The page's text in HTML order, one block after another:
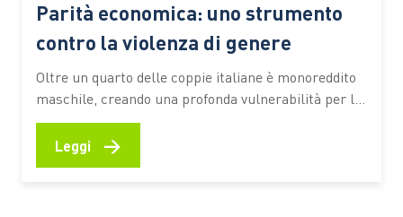
Parità economica: uno strumento
contro la violenza di genere
Oltre un quarto delle coppie italiane è monoreddito
maschile, creando una profonda vulnerabilità per le
donne. Garantire libertà e sicurezza significa prima
di tutto assicurare l’indipendenza finanziaria La
violenza contro le donne è radicata anche nelle
Leggi →